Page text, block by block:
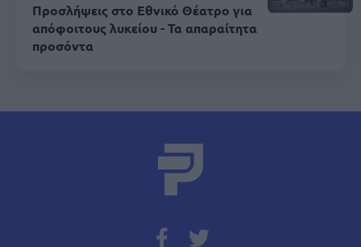
Προσλήψεις στο Εθνικό Θέατρο για
απόφοιτους λυκείου - Τα απαραίτητα
προσόντα